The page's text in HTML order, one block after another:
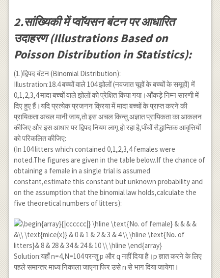
2.सांख्यिकी में प्वाॅयसन बंटन पर आधारित
उदाहरण (Illustrations Based on
Poisson Distribution in Statistics):
(1.)द्विपद बंटन (Binomial Distribution):
Illustration:18.4 बच्चों वाले 104 झोलों (नवजात चूहों के बच्चों के समूहों) में
0,1,2,3,4 मादा बच्चों वाले झोलों को प्रेक्षित किया गया।आँकड़े निम्न सारणी में
दिए हुए हैं।यदि प्रत्येक प्रजनन क्रिया में मादा बच्चों के प्राप्त करने की
प्रायिकता अचल मानी जाय,तो इस अचल किन्तु अज्ञात प्रायिकता का आकलन
कीजिए और इस आधार पर द्विपद नियम लागू हो रहा है,पाँचों सैद्धान्तिक आवृत्तियों
को परिकलित कीजिए:
(In 104 litters which contained 0,1,2,3,4 females were
noted.The figures are given in the table below.If the chance of
obtaining a female in a single trial is assumed
constant,estimate this constant but unknown probability and
on the assumption that the binomial law holds,calculate the
five theoretical numbers of litters):
Solution:यहाँ n=4,N=104 परन्तु p और q नहीं दिया है।p ज्ञात करने के लिए
पहले समान्तर माध्य निकाला जाएगा फिर उसे n से भाग दिया जायेगा।